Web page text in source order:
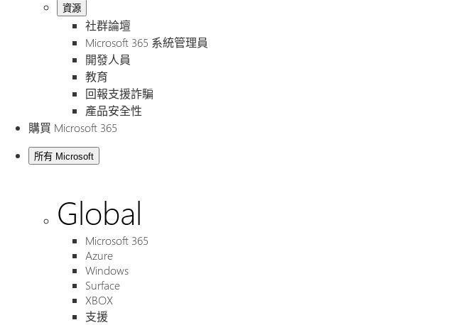
資源
社群論壇
Microsoft 365 系統管理員
開發人員
教育
回報支援詐騙
產品安全性
購買 Microsoft 365
所有 Microsoft
Global
Microsoft 365
Azure
Windows
Surface
XBOX
支援